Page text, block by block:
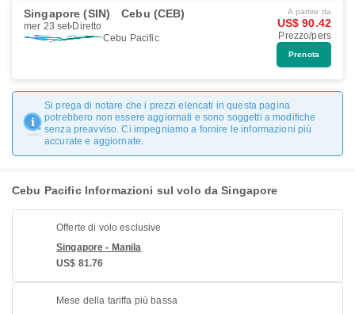
Singapore (SIN) Cebu (CEB)
mer 23 set Diretto
Cebu Pacific
A partire da
US$ 90.42
Prezzo/pers
Prenota
Si prega di notare che i prezzi elencati in questa pagina
potrebbero non essere aggiornati e sono soggetti a modifiche
senza preavviso. Ci impegniamo a fornire le informazioni più
accurate e aggiornate.
Cebu Pacific Informazioni sul volo da Singapore
Offerte di volo esclusive
Singapore - Manila
US$ 81.76
Mese della tariffa più bassa